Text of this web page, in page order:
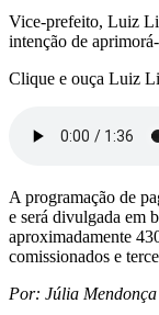
Vice-prefeito, Luiz
intenção de
Clique e ouça Luiz
A programação de
e será divulgada em
aproximadamente
comissionados e
Por: Júlia Mendonça